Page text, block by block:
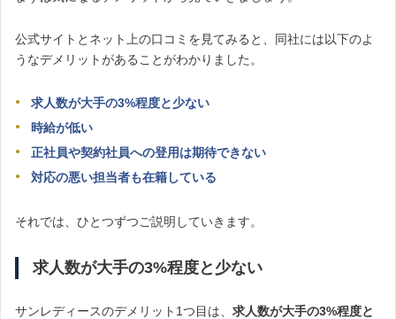
公式サイトとネット上の口コミを見てみると、同社には以下のよ
うなデメリットがあることがわかりました。
求人数が大手の3%程度と少ない
時給が低い
正社員や契約社員への登用は期待できない
対応の悪い担当者も在籍している
それでは、ひとつずつご説明していきます。
求人数が大手の3%程度と少ない
サンレディースのデメリット1つ目は、 求人数が大手の3%程度と